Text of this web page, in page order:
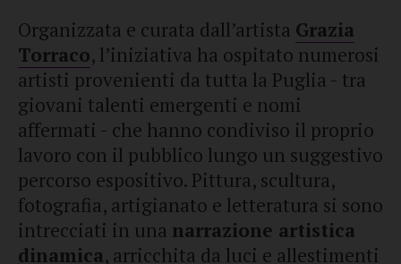
Organizzata e curata dall’artista Grazia
Torraco, l’iniziativa ha ospitato numerosi
artisti provenienti da tutta la Puglia - tra
giovani talenti emergenti e nomi
affermati - che hanno condiviso il proprio
lavoro con il pubblico lungo un suggestivo
percorso espositivo. Pittura, scultura,
fotografia, artigianato e letteratura si sono
intrecciati in una narrazione artistica
dinamica, arricchita da luci e allestimenti